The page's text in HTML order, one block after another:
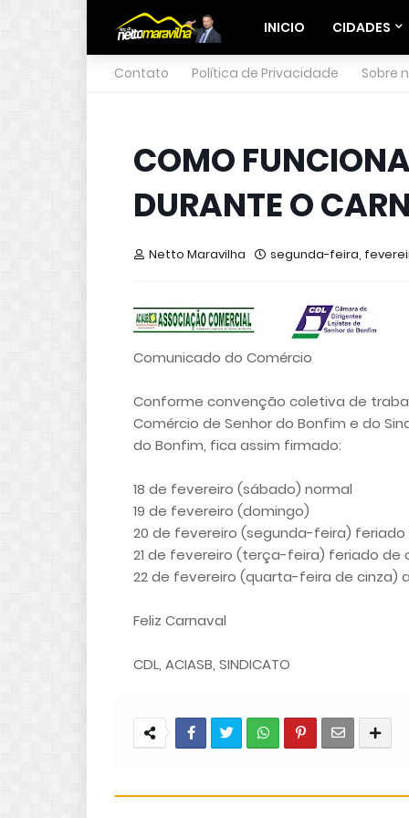
INICIO CIDADES
Contato Política de Privacidade Sobre
COMO
DURANTE O
Netto Maravilha segunda-feira,
Comunicado do Comércio
Conforme convenção coletiva de
Comércio de Senhor do Bonfim e do
do Bonfim, fica assim firmado:
18 de fevereiro (sábado) normal
19 de fevereiro (domingo)
20 de fevereiro (segunda-feira)
21 de fevereiro (terça-feira) feriado de
22 de fevereiro (quarta-feira de cinza)
Feliz Carnaval
CDL, ACIASB, SINDICATO